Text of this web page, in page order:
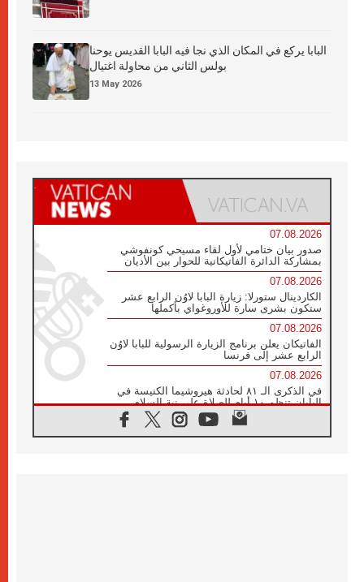
البابا يركع في المكان الذي نجا فيه البابا القديس يوحنا
بولس الثاني من محاولة اغتيال
13 May 2026
07.08.2026
صدور بيان ختامي لأول لقاء مسيحي كونفوشي
بمشاركة الدائرة الفاتيكانية للحوار بين الأديان
07.08.2026
الكاردينال ستورلا: زيارة البابا لاوُن الرابع عشر
ستكون بشرى سارة للأوروغواي بأكملها
07.08.2026
الفاتيكان يعلن برنامج الزيارة الرسولية للبابا لاوُن
الرابع عشر إلى فرنسا
07.08.2026
في الذكرى الـ ٨١ لحادثة هيروشيما الكنيسة في
اليابان تنظم ١٠ أيام للصلاة على نية السلام
الكنيسة في الأوروغواي: زيارة البابا ستعزز